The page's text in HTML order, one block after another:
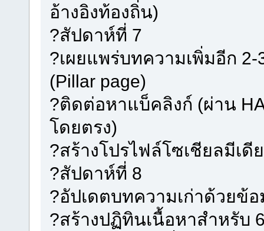
อ้างอิงท้องถิ่น)
?สัปดาห์ที่ 7
?เผยแพร่บทความเพิ่มอีก
(Pillar page)
?ติดต่อหาแบ็คลิงก์ (ผ่าน
โดยตรง)
?สร้างโปรไฟล์โซเชียลมีเดี
?สัปดาห์ที่ 8
?อัปเดตบทความเก่าด้วยข้
?สร้างปฏิทินเนื้อหาสำหรับ